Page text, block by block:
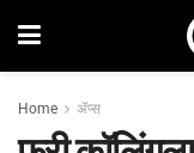
Home ॲप्स